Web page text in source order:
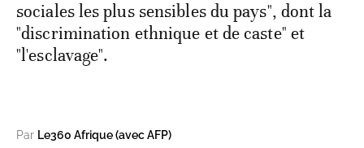
sociales les plus sensibles du pays", dont la
"discrimination ethnique et de caste" et
"l'esclavage".
Par Le360 Afrique (avec AFP)